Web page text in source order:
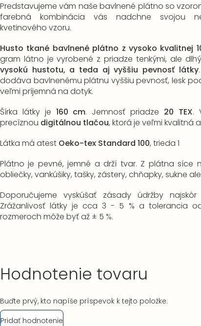
Predstavujeme vám naše bavlnené plátno so
farebná kombinácia vás nadchne svojou
kvetinového vzoru.
Husto tkané bavlnené plátno z vysoko kvalitnej
gram látno je vyrobené z priadze tenkými, ale
vysokú hustotu, a teda aj vyššiu pevnosť látky.
dodáva bavlnenému plátnu vyššiu pevnosť, lesk
veľmi príjemná na dotyk.
Šírka látky je 160 cm. Jemnosť priadze 20 TEX.
precíznou digitálnou tlačou, ktorá je veľmi kvalitná
Látka má atest Oeko-tex Standard 100, trieda 1
Plátno je pevné, jemné a drží tvar. Z plátna síce
obliečky, vankúšiky, tašky, zástery, chňapky, sukne
Doporučujeme vyskúšať zásady údržby
Zrážanlivosť látky je cca 3 - 5 % a tolerancia
rozmeroch môže byť až ± 5 %.
Hodnotenie tovaru
Buďte prvý, kto napíše príspevok k tejto položke.
Pridať hodnotenie